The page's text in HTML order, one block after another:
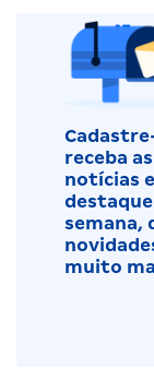
receba as
notícias
destaque
semana,
muito